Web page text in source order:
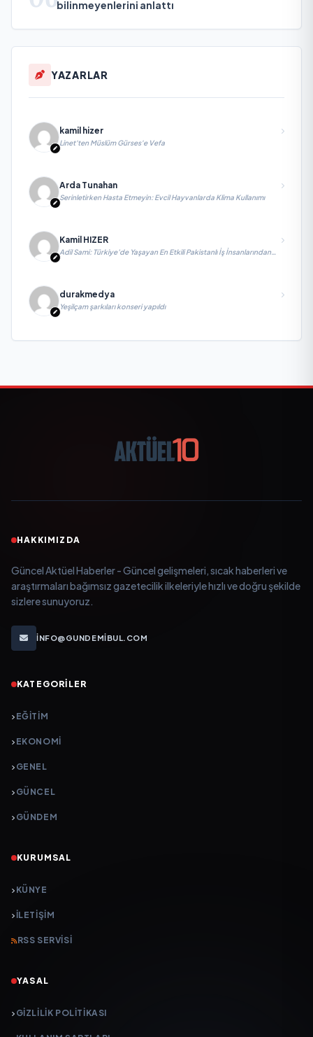
bilinmeyenlerini anlattı
YAZARLAR
kamil hizer
Linet'ten Müslüm Gürses'e Vefa
Arda Tunahan
Serinletirken Hasta Etmeyin: Evcil Hayvanlarda Klima Kullanımı
Kamil HIZER
Adil Sami: Türkiye’de Yaşayan En Etkili Pakistanlı İş İnsanlarından
durakmedya
Yeşilçam şarkıları konseri yapıldı
HAKKIMIZDA
Güncel Aktüel Haberler - Güncel gelişmeleri, sıcak haberleri ve
araştırmaları bağımsız gazetecilik ilkeleriyle hızlı ve doğru şekilde
sizlere sunuyoruz.
INFO@GUNDEMIBUL.COM
KATEGORILER
EĞITIM
EKONOMI
GENEL
GÜNCEL
GÜNDEM
KURUMSAL
KÜNYE
İLETIŞIM
RSS SERVISI
YASAL
GIZLILIK POLITIKASI